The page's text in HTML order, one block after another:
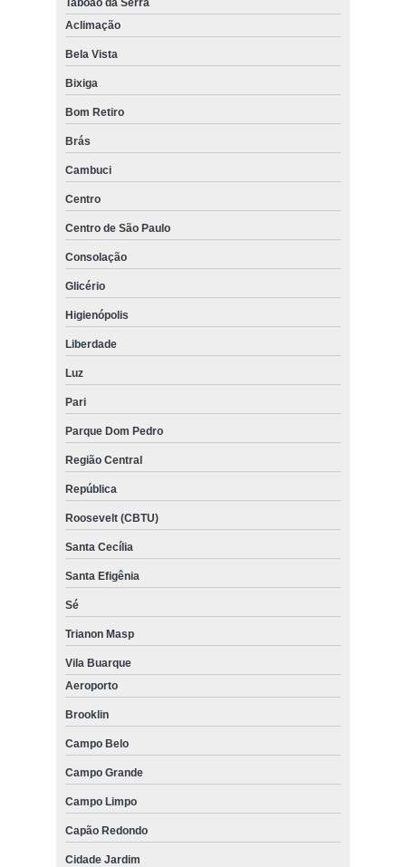
Aclimação
Bela Vista
Bixiga
Bom Retiro
Brás
Cambuci
Centro
Centro de São Paulo
Consolação
Glicério
Higienópolis
Liberdade
Luz
Pari
Parque Dom Pedro
Região Central
República
Roosevelt (CBTU)
Santa Cecília
Santa Efigênia
Sé
Trianon Masp
Vila Buarque
Aeroporto
Brooklin
Campo Belo
Campo Grande
Campo Limpo
Capão Redondo
Cidade Jardim